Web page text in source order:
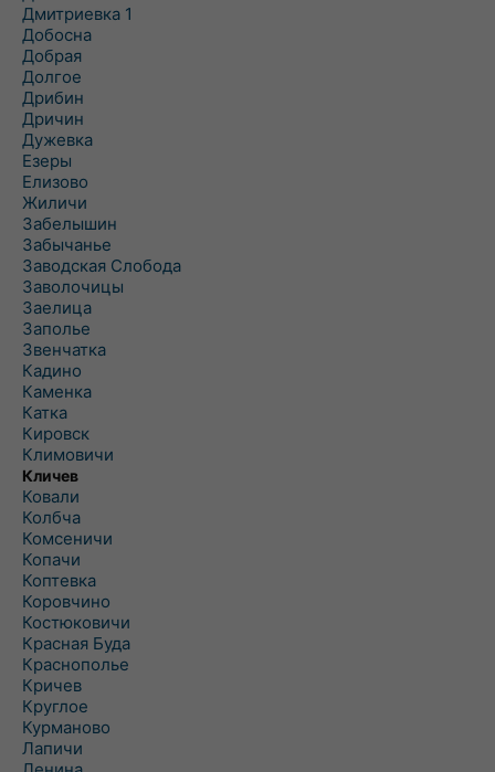
Дмитриевка 1
Добосна
Добрая
Долгое
Дрибин
Дричин
Дужевка
Езеры
Елизово
Жиличи
Забелышин
Забычанье
Заводская Слобода
Заволочицы
Заелица
Заполье
Звенчатка
Кадино
Каменка
Катка
Кировск
Климовичи
Кличев
Ковали
Колбча
Комсеничи
Копачи
Коптевка
Коровчино
Костюковичи
Красная Буда
Краснополье
Кричев
Круглое
Курманово
Лапичи